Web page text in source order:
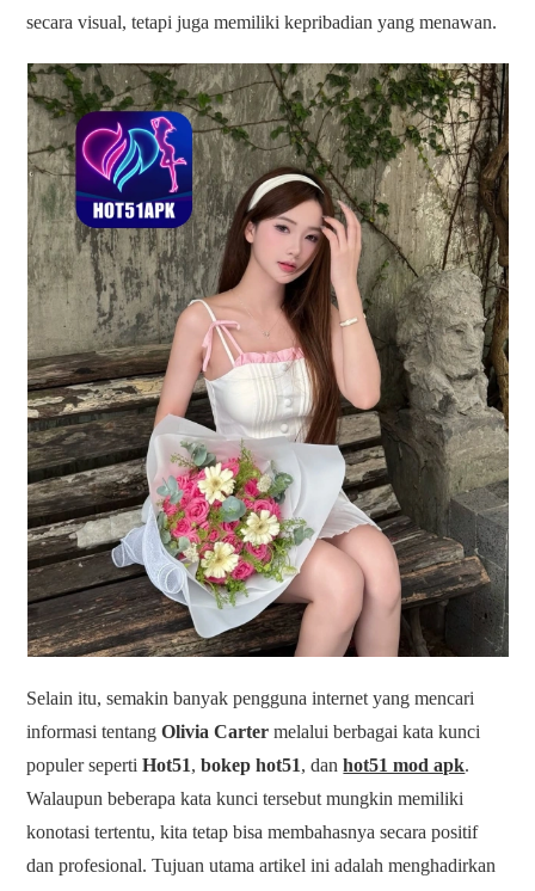
secara visual, tetapi juga memiliki kepribadian yang menawan.
Selain itu, semakin banyak pengguna internet yang mencari
informasi tentangOlivia Carter melalui berbagai kata kunci
populer sepertiHot51,bokep hot51, danhot51 mod apk.
Walaupun beberapa kata kunci tersebut mungkin memiliki
konotasi tertentu, kita tetap bisa membahasnya secara positif
dan profesional. Tujuan utama artikel ini adalah menghadirkan